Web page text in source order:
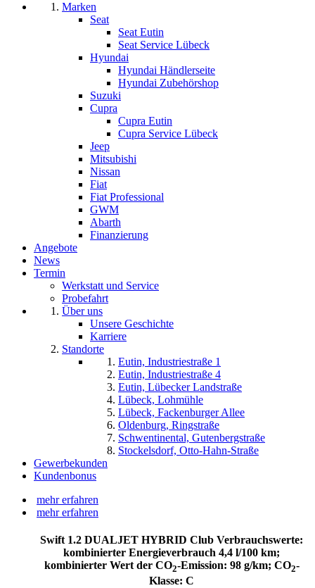
Marken
Seat
Seat Eutin
Seat Service Lübeck
Hyundai
Hyundai Händlerseite
Hyundai Zubehörshop
Suzuki
Cupra
Cupra Eutin
Cupra Service Lübeck
Jeep
Mitsubishi
Nissan
Fiat
Fiat Professional
GWM
Abarth
Finanzierung
Angebote
News
Termin
Werkstatt und Service
Probefahrt
Über uns
Unsere Geschichte
Karriere
Standorte
Eutin, Industriestraße 1
Eutin, Industriestraße 4
Eutin, Lübecker Landstraße
Lübeck, Lohmühle
Lübeck, Fackenburger Allee
Oldenburg, Ringstraße
Schwentinental, Gutenbergstraße
Stockelsdorf, Otto-Hahn-Straße
Gewerbekunden
Kundenbonus
mehr erfahren
mehr erfahren
Swift 1.2 DUALJET HYBRID Club Verbrauchswerte:
kombinierter Energieverbrauch 4,4 l/100 km;
kombinierter Wert der CO2-Emission: 98 g/km; CO2-
Klasse: C